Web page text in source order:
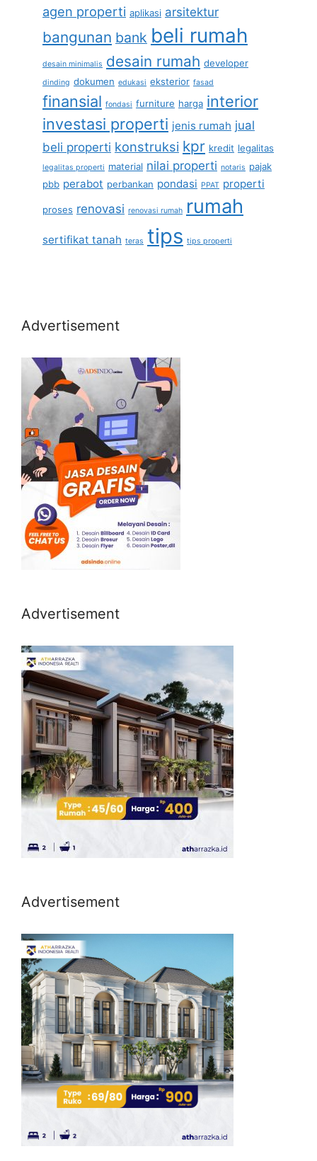
agen properti aplikasi arsitektur
bangunan bank beli rumah
desain minimalis desain rumah developer
dinding dokumen edukasi eksterior fasad
finansial fondasi furniture harga interior
investasi properti jenis rumah jual
beli properti konstruksi kpr kredit legalitas
legalitas properti material nilai properti notaris pajak
pbb perabot perbankan pondasi PPAT properti
proses renovasi renovasi rumah rumah
sertifikat tanah teras tips tips properti
Advertisement
Advertisement
Advertisement